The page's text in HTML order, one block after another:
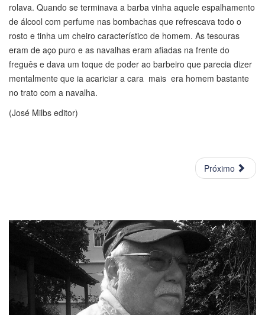
rolava. Quando se terminava a barba vinha aquele espalhamento
de álcool com perfume nas bombachas que refrescava todo o
rosto e tinha um cheiro característico de homem. As tesouras
eram de aço puro e as navalhas eram afiadas na frente do
freguês e dava um toque de poder ao barbeiro que parecia dizer
mentalmente que ia acariciar a cara mais era homem bastante
no trato com a navalha.
(José Milbs editor)
Próximo